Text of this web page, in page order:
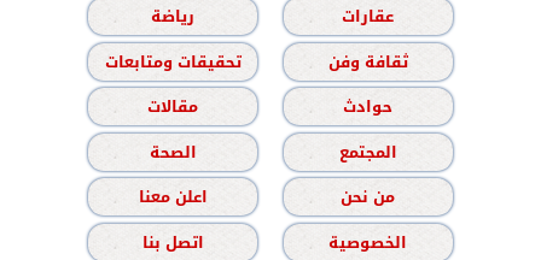
عقارات
رياضة
ثقافة وفن
تحقيقات ومتابعات
حوادث
مقالات
المجتمع
الصحة
من نحن
اعلن معنا
الخصوصية
اتصل بنا